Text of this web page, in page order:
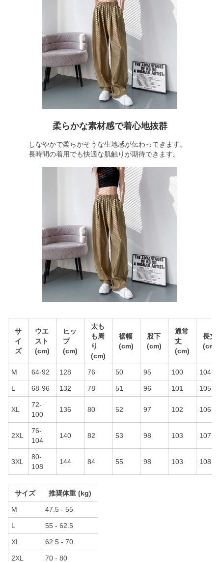
柔らかな素材感で着心地抜群
しなやかで柔らかそうな生地感が伝わってきます。
長時間の着用でも快適な肌触りが期待できます。
サ
イ
ズ
ウエ
スト
(cm)
ヒッ
プ
(cm)
太も
も周
り
(cm)
裾幅
(cm)
股下
(cm)
通常
丈
(cm)
長丈
(cm)
M 64-92 128 76 50 95 100 104
L 68-96 132 78 51 96 101 105
XL
72-
100
136 80 52 97 102 106
2XL
76-
104
140 82 53 98 103 107
3XL
80-
108
144 84 55 98 103 108
サイズ 推奨体重 (kg)
M 47.5 - 55
L 55 - 62.5
XL 62.5 - 70
2XL 70 - 80